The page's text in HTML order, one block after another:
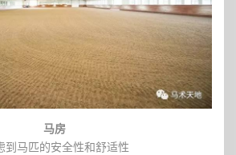
马房
到马匹的安全性和舒适性